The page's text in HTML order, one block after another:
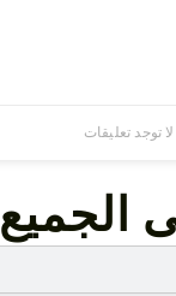
لا توجد تعليقات
الجميع